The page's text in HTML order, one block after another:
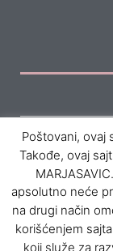
Poštovani, ovaj
Takođe, ovaj
apsolutno neće
na drugi način
korišćenjem
koji služe za